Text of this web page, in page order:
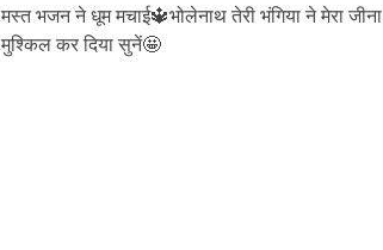
मस्त भजन ने धूम मचाई🔱भोलेनाथ तेरी भंगिया ने मेरा जीना
मुश्किल कर दिया सुनें🤩